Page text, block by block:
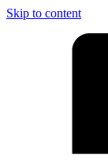
Skip to content